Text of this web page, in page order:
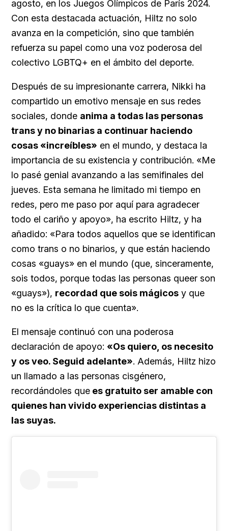
agosto, en los Juegos Olímpicos de París 2024.
Con esta destacada actuación, Hiltz no solo
avanza en la competición, sino que también
refuerza su papel como una voz poderosa del
colectivo LGBTQ+ en el ámbito del deporte.
Después de su impresionante carrera, Nikki ha
compartido un emotivo mensaje en sus redes
sociales, donde anima a todas las personas
trans y no binarias a continuar haciendo
cosas «increíbles» en el mundo, y destaca la
importancia de su existencia y contribución. «Me
lo pasé genial avanzando a las semifinales del
jueves. Esta semana he limitado mi tiempo en
redes, pero me paso por aquí para agradecer
todo el cariño y apoyo», ha escrito Hiltz, y ha
añadido: «Para todos aquellos que se identifican
como trans o no binarios, y que están haciendo
cosas «guays» en el mundo (que, sinceramente,
sois todos, porque todas las personas queer son
«guays»), recordad que sois mágicos y que
no es la crítica lo que cuenta».
El mensaje continuó con una poderosa
declaración de apoyo: «Os quiero, os necesito
y os veo. Seguid adelante». Además, Hiltz hizo
un llamado a las personas cisgénero,
recordándoles que es gratuito ser amable con
quienes han vivido experiencias distintas a
las suyas.